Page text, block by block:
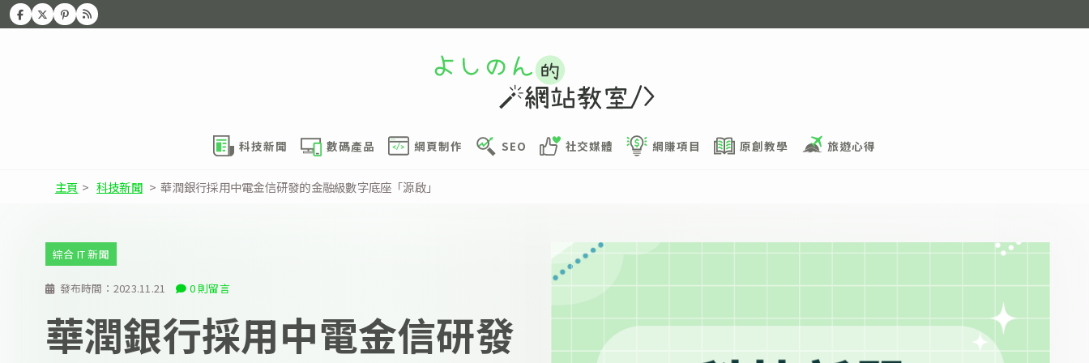
科技新聞 數碼產品 網頁制作 SEO 社交媒體 網賺項目 原創教學 旅遊心得
主頁 > 科技新聞 > 華潤銀行採用中電金信研發的金融級數字底座「源啟」
發布時間： 2023.11.21 0 則留言
綜合 IT 新聞
華潤銀行採用中電金信研發